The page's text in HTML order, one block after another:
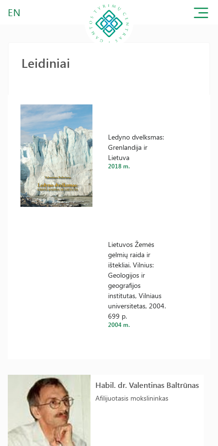
EN
Habil. dr. Valentinas Baltrūnas
Afilijuotasis mokslininkas
Leidiniai
Ledyno dvelksmas:
Grenlandija ir
Lietuva
2018 m.
Lietuvos Žemės
gelmių raida ir
ištekliai. Vilnius:
Geologijos ir
geografijos
institutas, Vilniaus
universitetas, 2004.
699 p.
2004 m.